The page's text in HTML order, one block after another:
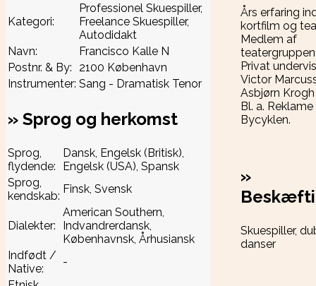
Kategori:
Professionel Skuespiller,
Freelance Skuespiller,
Autodidakt
Navn:
Francisco Kalle N
Postnr. & By:
2100 København
Instrumenter: Sang - Dramatisk Tenor
» Sprog og herkomst
Sprog,
flydende:
Dansk, Engelsk (Britisk),
Engelsk (USA), Spansk
Sprog,
kendskab:
Finsk, Svensk
Dialekter:
American Southern,
Indvandrerdansk,
Københavnsk, Århusiansk
Indfødt /
Native:
-
Års erfaring
kortfilm og
Medlem af
teatergruppen
Privat
Victor
Asbjørn
Bl. a.
Bycyklen.
»
Skuespiller,
danser